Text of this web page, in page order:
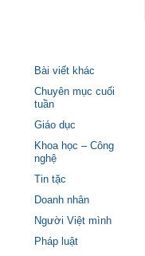
Bài viết khác
Chuyên mục cuối
tuần
Giáo dục
Khoa học – Công
nghệ
Tin tặc
Doanh nhân
Người Việt mình
Pháp luật